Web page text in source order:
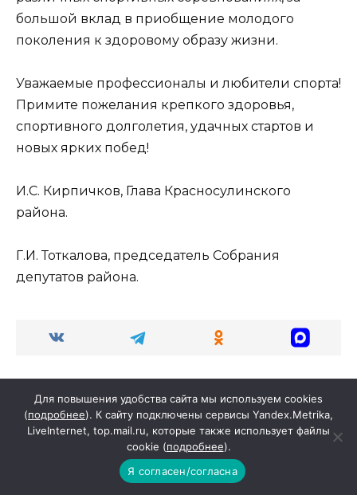
большой вклад в приобщение молодого
поколения к здоровому образу жизни.
Уважаемые профессионалы и любители спорта!
Примите пожелания крепкого здоровья,
спортивного долголетия, удачных стартов и
новых ярких побед!
И.С. Кирпичков, Глава Красносулинского
района.
Г.И. Тоткалова, председатель Собрания
депутатов района.
Для повышения удобства сайта мы используем cookies
(подробнее). К сайту подключены сервисы Yandex.Metrika,
LiveInternet, top.mail.ru, которые также использует файлы
cookie (подробнее).
Я согласен/согласна